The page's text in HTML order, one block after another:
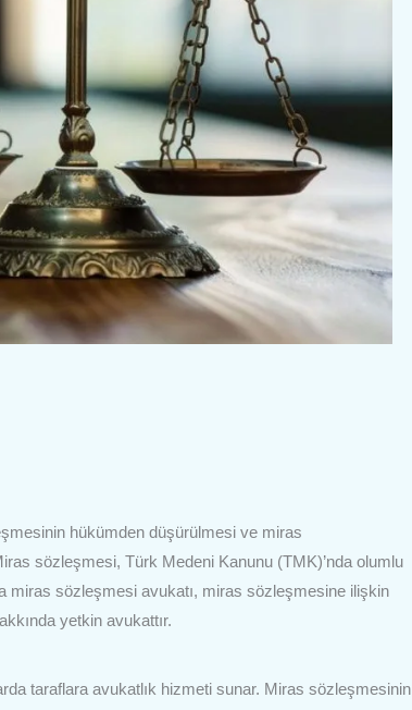
hükümden düşürülmesi ve miras
sözleşmesi, Türk Medeni Kanunu (TMK)’nda olumlu
miras sözleşmesi avukatı, miras sözleşmesine ilişkin
yetkin avukattır.
taraflara avukatlık hizmeti sunar. Miras sözleşmesinin